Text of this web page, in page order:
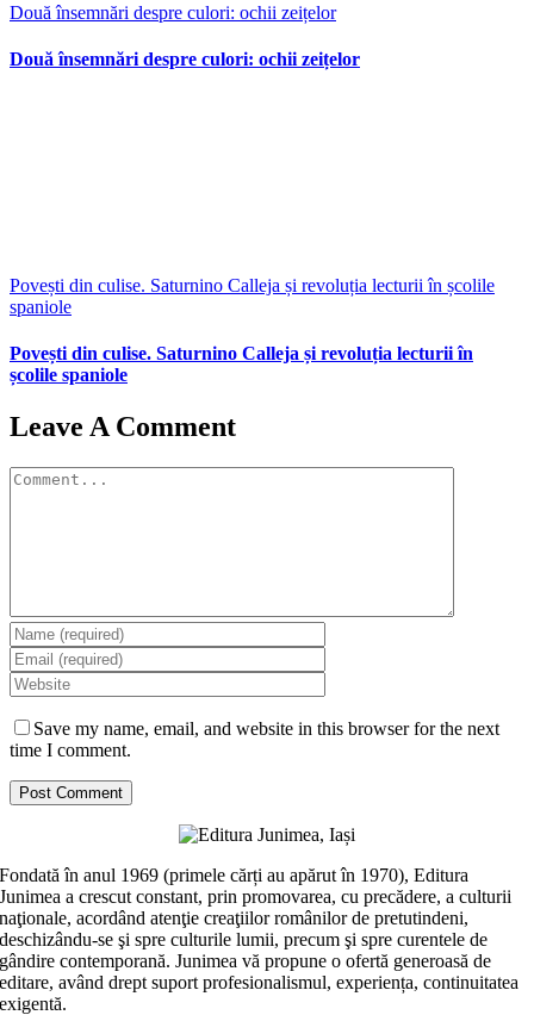
Două însemnări despre culori: ochii zeițelor
Două însemnări despre culori: ochii zeițelor
Povești din culise. Saturnino Calleja și revoluția lecturii în școlile
spaniole
Povești din culise. Saturnino Calleja și revoluția lecturii în
școlile spaniole
Leave A Comment
Comment
Save my name, email, and website in this browser for the next
time I comment.
Fondată în anul 1969 (primele cărți au apărut în 1970), Editura
Junimea a crescut constant, prin promovarea, cu precădere, a culturii
naţionale, acordând atenţie creaţiilor românilor de pretutindeni,
deschizându-se şi spre culturile lumii, precum şi spre curentele de
gândire contemporană. Junimea vă propune o ofertă generoasă de
editare, având drept suport profesionalismul, experiența, continuitatea
exigentă.